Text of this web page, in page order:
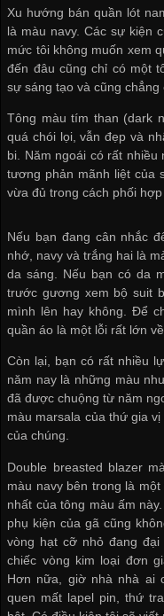
Xu hướng bán quần lót
là màu navy. Các sự kiện
mức tôi không muốn xem
đến đâu cũng chỉ có một
sự sáng tạo và cũng
Tông màu tím than (dark
quá chói lọi, vẫn đẹp và
bi. Năm ngoái có rất
tương phản mãnh liệt của
vừa đủ trong cách phối
Nếu bạn đang cân nhắc
nhớ, navy và trắng hai là
da sáng. Nếu bạn có da
trước gương xem bộ suit
mình lên hay không. Để
quần áo là một lỗi rất lớn
Còn lại, bạn có rất nhiều
năm nay là những màu
đã được chuộng từ năm
màu marsala của thứ gia
của chúng.
Double breasted blazer
màu navy bên trong là
nhất của tông màu ấm
phụ kiện của gã cũng
vòng hạt cỡ nhỏ đang
chiếc vòng kim loại đơn
Hơn nữa, giờ nhà nhà ai
quen mất lapel pin, thứ